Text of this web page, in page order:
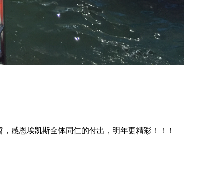
感恩埃凯斯全体同仁的付出，明年更精彩！！！